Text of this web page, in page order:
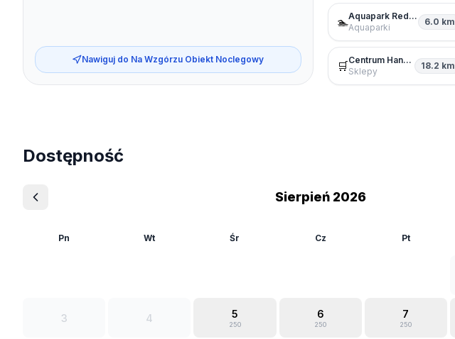
Nawiguj do Na Wzgórzu Obiekt Noclegowy
🏊
Aquapark Reda wodny park rozrywki
Aquaparki
6.0 km
🛒
Centrum Handlowe Riviera
Sklepy
18.2 km
Dostępność
Sierpień 2026
Pn Wt Śr Cz Pt
3 4 5
250
6
250
7
250